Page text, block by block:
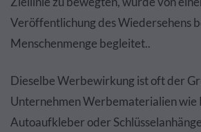
Veröffentlichung des Wiedersehens
Menschenmenge begleitet..
Dieselbe Werbewirkung ist oft der
Unternehmen Werbematerialien wie
Autoaufkleber oder